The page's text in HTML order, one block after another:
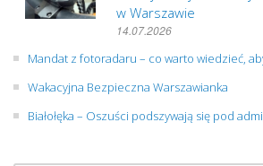
w Warszawie
14.07.2026
Mandat z fotoradaru – co warto wiedzieć,
Wakacyjna Bezpieczna Warszawianka
Białołęka – Oszuści podszywają się pod